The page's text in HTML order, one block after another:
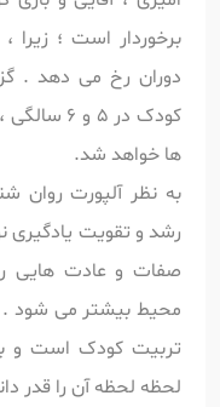
برخوردار است ؛
دوران رخ می دهد .
کودک در
ها خواهد شد.
به نظر آلپورت روان
رشد و تقویت یادگیری
صفات و عادت هایی را
محیط بیشتر می شود .
تربیت کودک است و
لحظه لحظه آن را قدر